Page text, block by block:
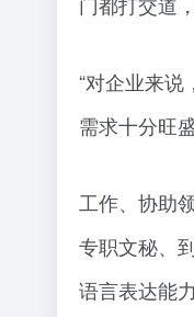
“对企业来
需求十分旺
工作、协助
专职文秘、
语言表达能